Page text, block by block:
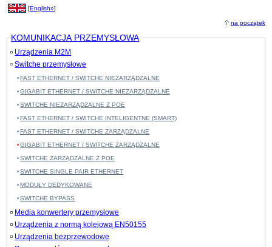
[English»]
na początek
KOMUNIKACJA PRZEMYSŁOWA
Urządzenia M2M
Switche przemysłowe
FAST ETHERNET / SWITCHE NIEZARZĄDZALNE
GIGABIT ETHERNET / SWITCHE NIEZARZĄDZALNE
SWITCHE NIEZARZĄDZALNE Z POE
FAST ETHERNET / SWITCHE INTELIGENTNE (SMART)
FAST ETHERNET / SWITCHE ZARZĄDZALNE
GIGABIT ETHERNET / SWITCHE ZARZĄDZALNE
SWITCHE ZARZĄDZALNE Z POE
SWITCHE SINGLE PAIR ETHERNET
MODUŁY DEDYKOWANE
SWITCHE BYPASS
Media konwertery przemysłowe
Urządzenia z normą kolejową EN50155
Urządzenia bezprzewodowe